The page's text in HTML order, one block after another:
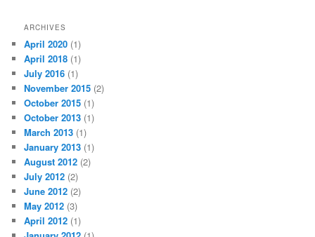
ARCHIVES
April 2020 (1)
April 2018 (1)
July 2016 (1)
November 2015 (2)
October 2015 (1)
October 2013 (1)
March 2013 (1)
January 2013 (1)
August 2012 (2)
July 2012 (2)
June 2012 (2)
May 2012 (3)
April 2012 (1)